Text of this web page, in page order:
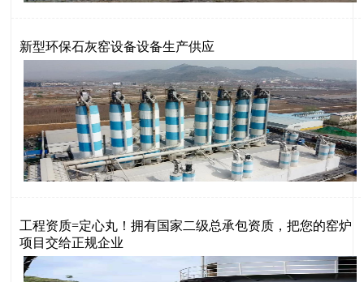
新型环保石灰窑设备设备生产供应
工程资质=定心丸！拥有国家二级总承包资质，把您的窑炉
项目交给正规企业